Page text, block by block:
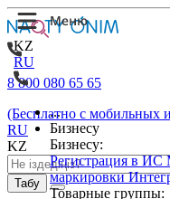
KZ
RU
...
Бизнесу
Бизнесу:
Регистрация в
маркировки
Товарные группы:
8 800 080 65 65
(Бесплатно с мобильных
RU
KZ
Табу